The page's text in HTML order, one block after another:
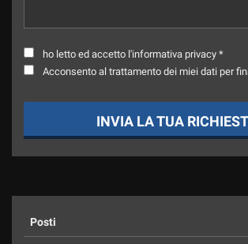
ho letto ed accetto l'informativa privacy *
Acconsento al trattamento dei miei dati per
INVIA LA TUA
Posti